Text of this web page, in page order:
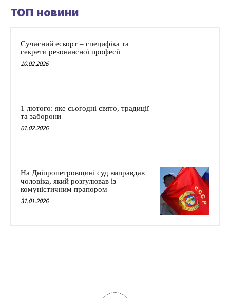
ТОП новини
Сучасний ескорт – специфіка та
секрети резонансної професії
10.02.2026
1 лютого: яке сьогодні свято, традиції
та заборони
01.02.2026
На Дніпропетровщині суд виправдав
чоловіка, який розгулював із
комуністичним прапором
31.01.2026